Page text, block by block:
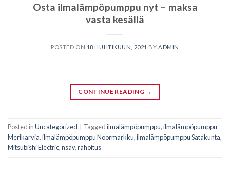
Osta ilmalämpöpumppu nyt – maksa
vasta kesällä
POSTED ON 18 HUHTIKUUN, 2021 BYADMIN
CONTINUE READING →
Posted inUncategorized Taggedilmalämpöpumppu,ilmalämpöpumppu
Merikarvia,ilmalämpöpumppu Noormarkku,ilmalämpöpumppu Satakunta,
Mitsubishi Electric,nsav,rahoitus